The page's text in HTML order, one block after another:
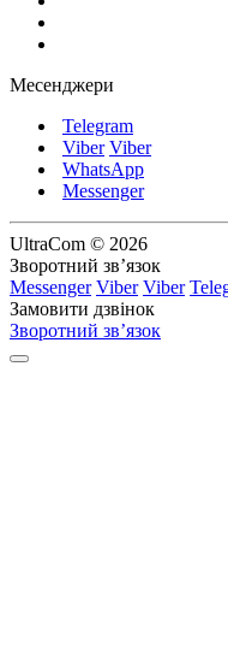
Месенджери
Telegram
Viber Viber
WhatsApp
Messenger
UltraCom © 2026
Зворотний зв’язок
Messenger Viber Viber
Замовити дзвінок
Зворотний зв’язок